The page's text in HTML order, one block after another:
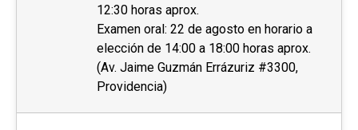
12:30 horas aprox.
Examen oral: 22 de agosto en horario a
elección de 14:00 a 18:00 horas aprox.
(Av. Jaime Guzmán Errázuriz #3300,
Providencia)